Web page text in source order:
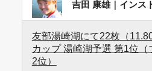
吉田 康雄｜インス
友部湯崎湖にて22枚（
カップ 湯崎湖予選 第1位
2位）